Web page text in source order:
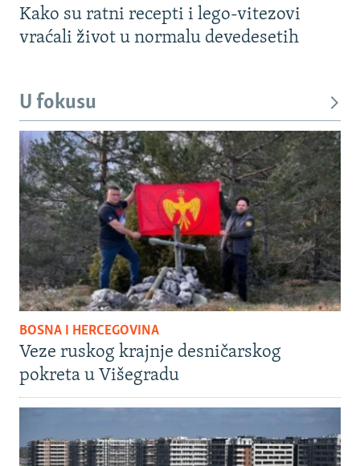
Kako su ratni recepti i lego-vitezovi
vraćali život u normalu devedesetih
U fokusu
BOSNA I HERCEGOVINA
Veze ruskog krajnje desničarskog
pokreta u Višegradu